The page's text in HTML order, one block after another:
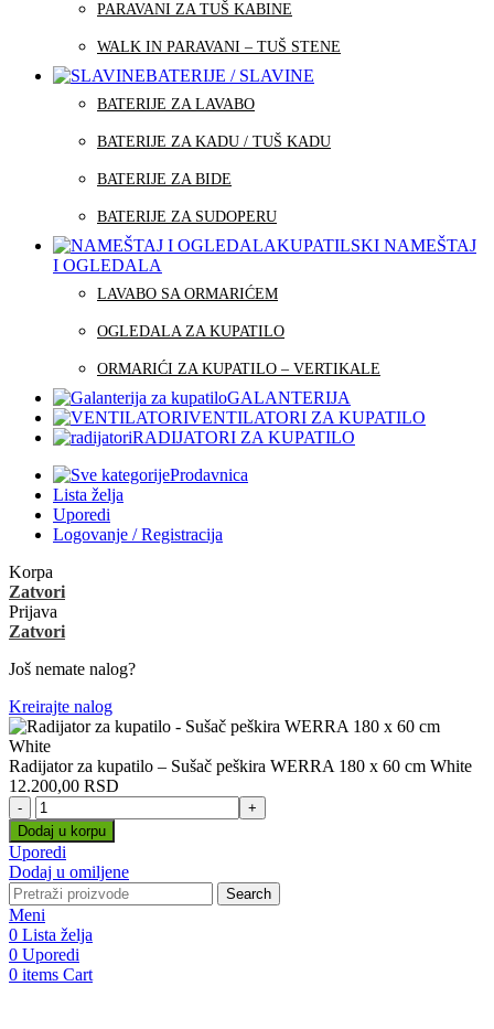
PARAVANI ZA TUŠ KABINE
WALK IN PARAVANI – TUŠ STENE
BATERIJE / SLAVINE
BATERIJE ZA LAVABO
BATERIJE ZA KADU / TUŠ KADU
BATERIJE ZA BIDE
BATERIJE ZA SUDOPERU
KUPATILSKI NAMEŠTAJ
I OGLEDALA
LAVABO SA ORMARIĆEM
OGLEDALA ZA KUPATILO
ORMARIĆI ZA KUPATILO – VERTIKALE
GALANTERIJA
VENTILATORI ZA KUPATILO
RADIJATORI ZA KUPATILO
Prodavnica
Lista želja
Uporedi
Logovanje / Registracija
Korpa
Zatvori
Prijava
Zatvori
Još nemate nalog?
Kreirajte nalog
Radijator za kupatilo – Sušač peškira WERRA 180 x 60 cm White
12.200,00 RSD
Radijator
za
kupatilo
-
Sušač
peškira
WERRA
180
x
60
Dodaj u korpu
Uporedi
Dodaj u omiljene
Search
Meni
0 Lista želja
0 Uporedi
0 items Cart